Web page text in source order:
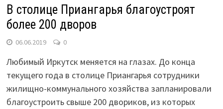
В столице Приангарья благоустроят
более 200 дворов
06.06.2019 0
Любимый Иркутск меняется на глазах. До конца
текущего года в столице Приангарья сотрудники
жилищно-коммунального хозяйства запланировали
благоустроить свыше 200 двориков, из которых